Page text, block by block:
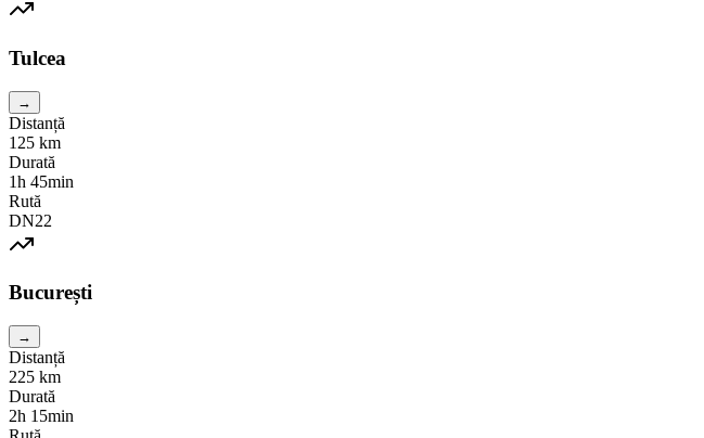
Tulcea
→
Distanță
125 km
Durată
1h 45min
Rută
DN22
București
→
Distanță
225 km
Durată
2h 15min